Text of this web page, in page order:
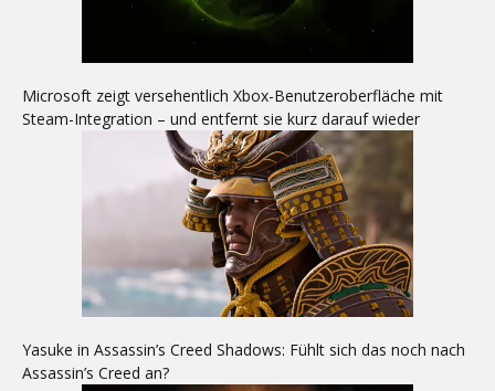
Microsoft zeigt versehentlich Xbox-Benutzeroberfläche mit
Steam-Integration – und entfernt sie kurz darauf wieder
Yasuke in Assassin’s Creed Shadows: Fühlt sich das noch nach
Assassin’s Creed an?